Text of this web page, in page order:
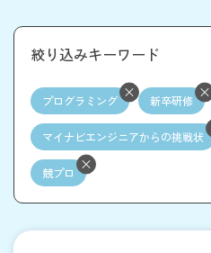
絞り込みキーワード
プログラミング 新卒研修
マイナビエンジニアからの挑戦状
競プロ